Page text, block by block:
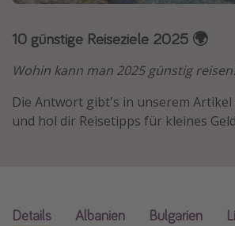
St. Lucia Urlaub
Kefalonia Urlaub
Tulum Urlaub
Reisethemen
10 günstige Reiseziele 2025 🌍
Wohin kann man 2025 günstig
Die Antwort gibt's in unserem Artikel
und hol dir Reisetipps für kleines
Details Albanien Bulgarien